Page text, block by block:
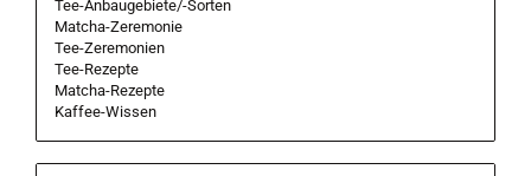
Tee-Anbaugebiete/-Sorten
Matcha-Zeremonie
Tee-Zeremonien
Tee-Rezepte
Matcha-Rezepte
Kaffee-Wissen